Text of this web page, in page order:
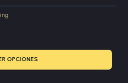
OPCIONES